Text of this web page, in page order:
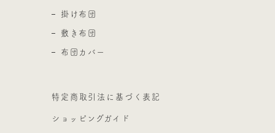
掛け布団
敷き布団
布団カバー
特定商取引法に基づく表記
ショッピングガイド